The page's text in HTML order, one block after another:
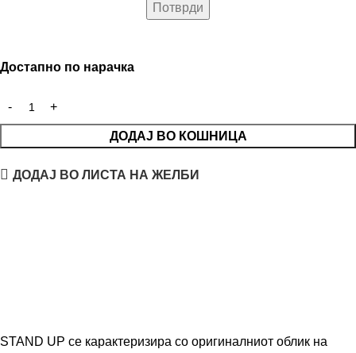
Достапно по нарачка
ДОДАЈ ВО КОШНИЦА
ДОДАЈ ВО ЛИСТА НА ЖЕЛБИ
STAND UP се карактеризира со оригиналниот облик на